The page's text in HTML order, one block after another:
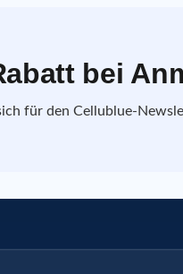
bei
für den Cellublue-